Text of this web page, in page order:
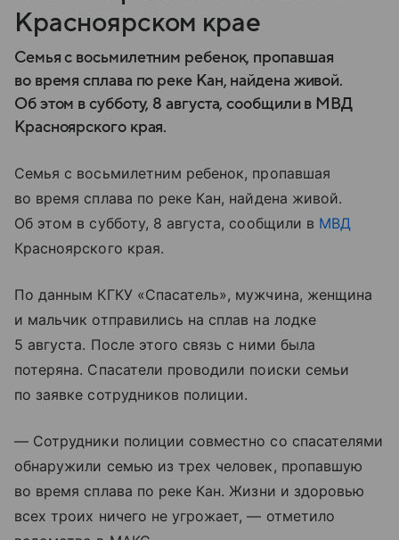
Красноярском крае
Семья с восьмилетним ребенок, пропавшая
во время сплава по реке Кан, найдена живой.
Об этом в субботу, 8 августа, сообщили в МВД
Красноярского края.
Семья с восьмилетним ребенок, пропавшая
во время сплава по реке Кан, найдена живой.
Об этом в субботу, 8 августа, сообщили в МВД
Красноярского края.
По данным КГКУ «Спасатель», мужчина, женщина
и мальчик отправились на сплав на лодке
5 августа. После этого связь с ними была
потеряна. Спасатели проводили поиски семьи
по заявке сотрудников полиции.
— Сотрудники полиции совместно со спасателями
обнаружили семью из трех человек, пропавшую
во время сплава по реке Кан. Жизни и здоровью
всех троих ничего не угрожает, — отметило